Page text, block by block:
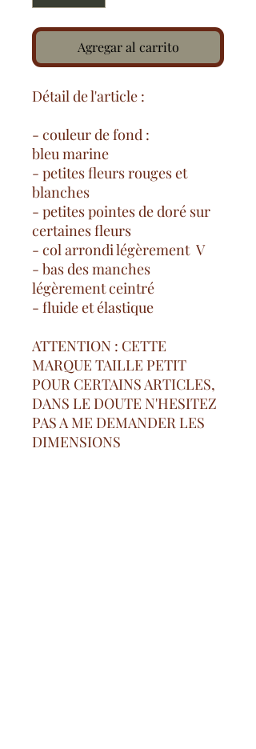
Agregar al carrito
Détail de l'article :
- couleur de fond :
bleu marine
- petites fleurs rouges et
blanches
- petites pointes de doré sur
certaines fleurs
- col arrondi légèrement V
- bas des manches
légèrement ceintré
- fluide et élastique
ATTENTION : CETTE
MARQUE TAILLE PETIT
POUR CERTAINS ARTICLES,
DANS LE DOUTE N'HESITEZ
PAS A ME DEMANDER LES
DIMENSIONS